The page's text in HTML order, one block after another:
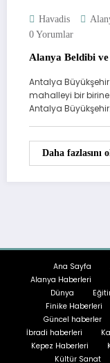
Havadis
0 Yorumlar
Alanya Beldibi ve
Antalya
mahalleyi bir
Antalya
Daha fazlasını
Ana Sayfa
Alanya Haberleri
Dünya
Finike Haberleri
Güncel haberler
İbradi haberleri
Kepez Haberleri
Kültür Sanat